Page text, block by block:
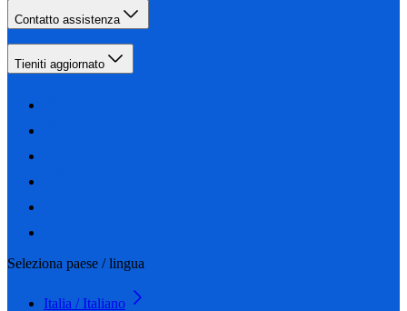
Contatto assistenza
Tieniti aggiornato
Seleziona paese / lingua
Italia / Italiano